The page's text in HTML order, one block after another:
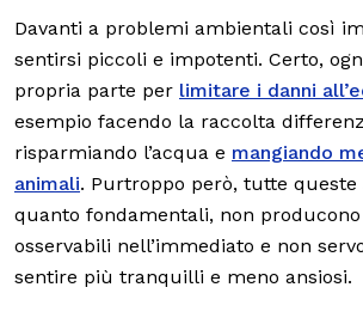
Davanti a problemi ambientali così
sentirsi piccoli e impotenti. Certo,
propria parte per limitare i danni
esempio facendo la raccolta
risparmiando l’acqua e mangiando
animali. Purtroppo però, tutte queste
quanto fondamentali, non
osservabili nell’immediato e non
sentire più tranquilli e meno ansiosi.